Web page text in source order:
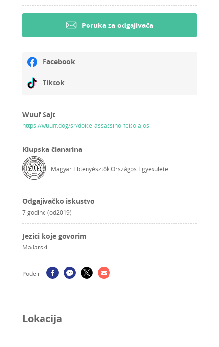
Poruka za odgajivača
Facebook
Tiktok
Wuuf Sajt
https://wuuff.dog/sr/dolce-assassino-felsolajos
Klupska članarina
Magyar Ebtenyésztők Országos Egyesülete
Odgajivačko iskustvo
7 godine (od2019)
Jezici koje govorim
Mađarski
Podeli
Lokacija